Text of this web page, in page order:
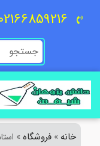
02166859216 - 66859220 - 09129618292
خانه»فروشگاه»استامید